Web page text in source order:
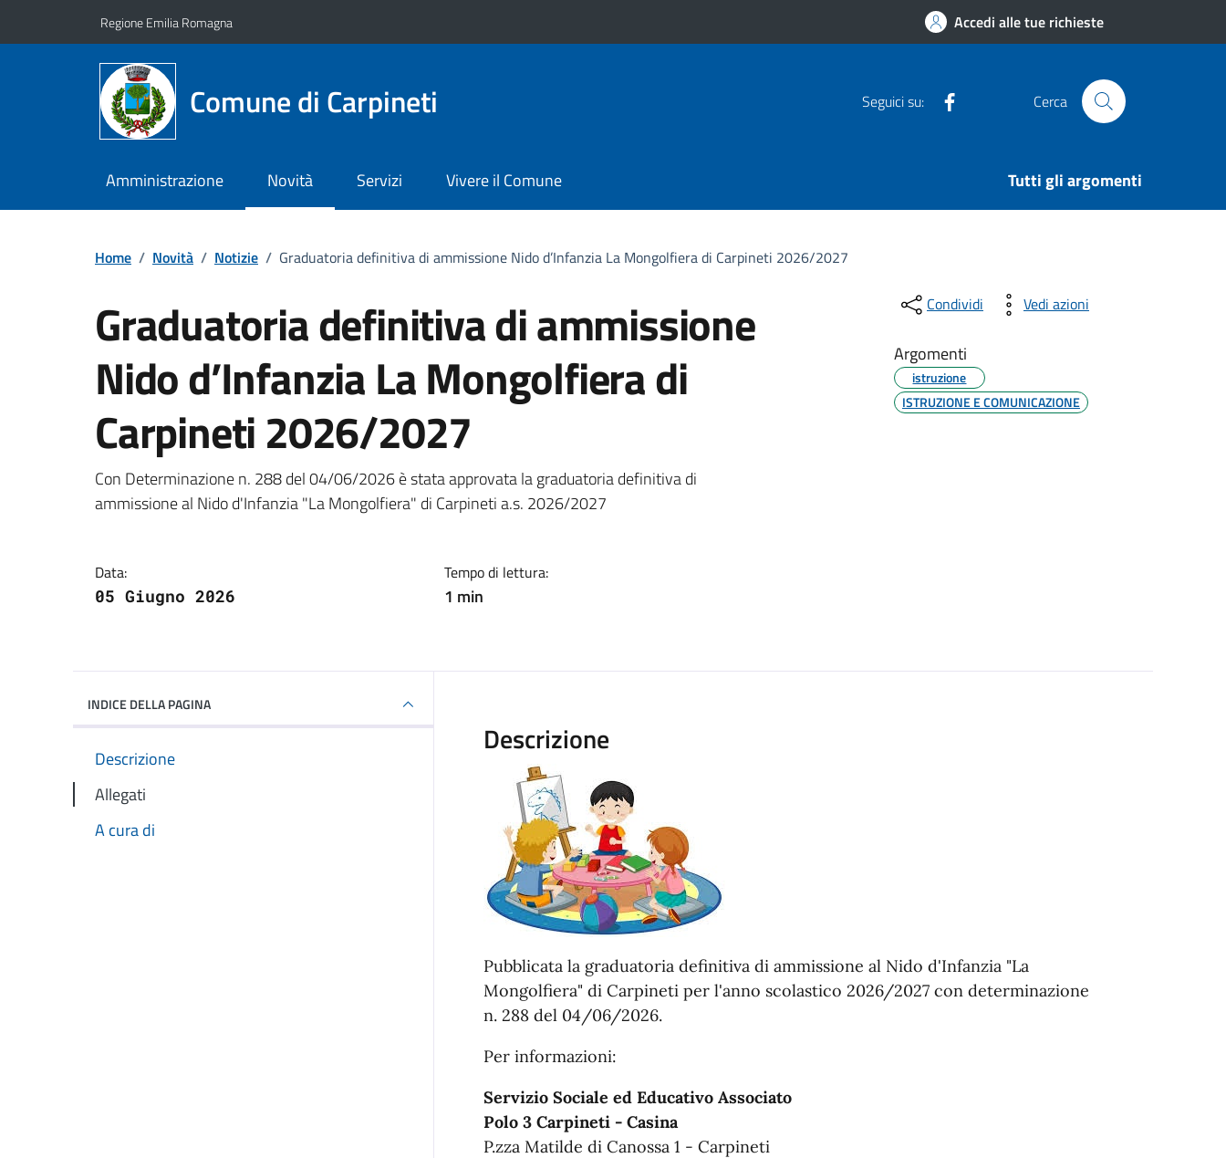
Regione Emilia Romagna Accedi alle tue richieste
Comune di Carpineti Seguici su: Cerca
Amministrazione Novità Servizi Vivere il Comune Tutti gli argomenti
Home / Novità / Notizie / Graduatoria definitiva di ammissione Nido d’Infanzia La Mongolfiera di Carpineti 2026/2027
Graduatoria definitiva di ammissione
Nido d’Infanzia La Mongolfiera di
Carpineti 2026/2027
Dettagli della notizia
Con Determinazione n. 288 del 04/06/2026 è stata approvata la graduatoria definitiva di
ammissione al Nido d'Infanzia "La Mongolfiera" di Carpineti a.s. 2026/2027
Data:
05 Giugno 2026
Tempo di lettura:
1 min
Condividi Vedi azioni
Argomenti
istruzione
ISTRUZIONE E COMUNICAZIONE
INDICE DELLA PAGINA
Descrizione
Allegati
A cura di
Descrizione
Pubblicata la graduatoria definitiva di ammissione al Nido d'Infanzia "La
Mongolfiera" di Carpineti per l'anno scolastico 2026/2027 con determinazione
n. 288 del 04/06/2026.
Per informazioni:
Servizio Sociale ed Educativo Associato
Polo 3 Carpineti - Casina
P.zza Matilde di Canossa 1 - Carpineti